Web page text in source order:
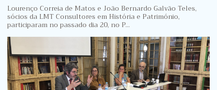
Lourenço Correia de Matos e João Bernardo Galvão Teles,
sócios da LMT Consultores em História e Património,
participaram no passado dia 20, no P...